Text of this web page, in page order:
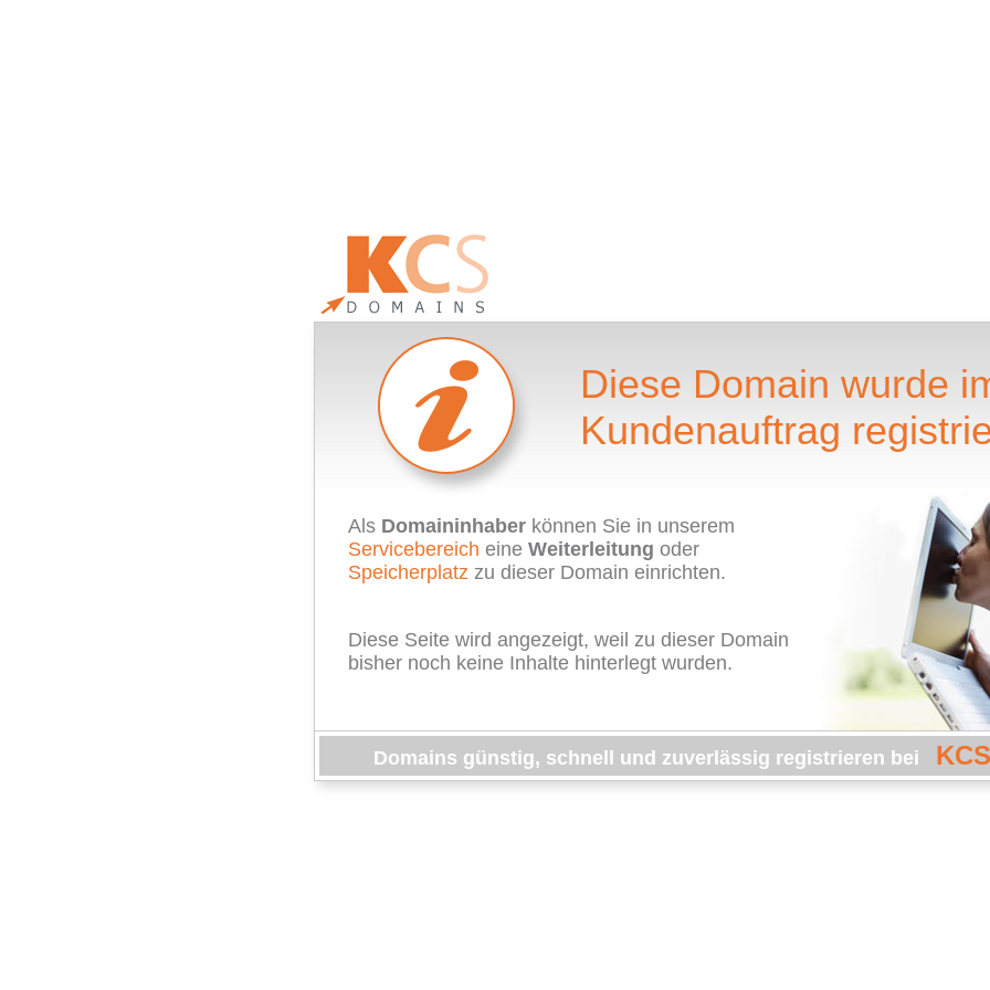
Diese Domain wurde
Kundenauftrag
Als Domaininhaber können Sie in unserem
Servicebereich eine Weiterleitung oder
Speicherplatz zu dieser Domain einrichten.
Diese Seite wird angezeigt, weil zu dieser Domain
bisher noch keine Inhalte hinterlegt wurden.
Domains günstig, schnell und zuverlässig registrieren bei